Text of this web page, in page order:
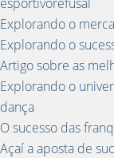
Explorando o
Explorando o
Artigo sobre as
Explorando o
dança
O sucesso das
Açaí a aposta de